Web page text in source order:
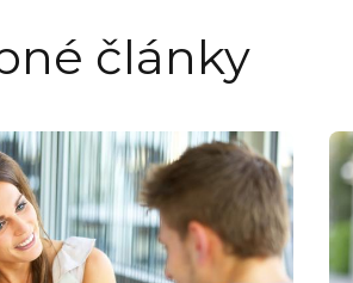
články